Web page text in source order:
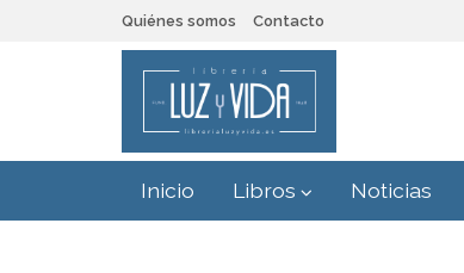
Quiénes somos Contacto
Inicio Libros Noticias